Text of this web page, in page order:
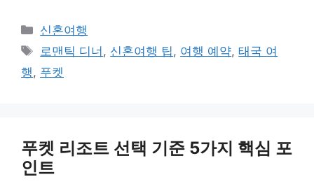
카
테
리
신혼여행
태
그
로맨틱 디너 , 신혼여행 팁 , 여행 예약,태국 여
행 , 푸켓
푸켓 리조트 선택 기준 5가지 핵심 포
인트